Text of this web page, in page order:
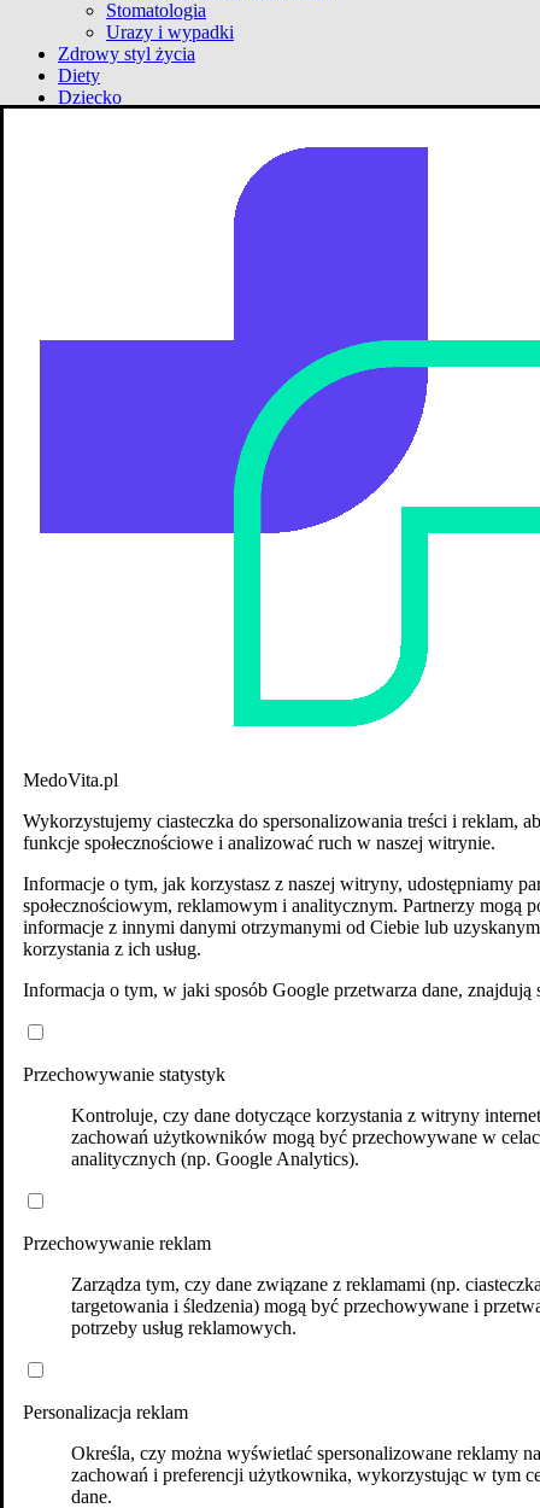
Stomatologia
Urazy i wypadki
Zdrowy styl życia
Diety
Dziecko
Alergia pokarmowa, jej objawy oraz testy
na jej wykrycie. Alergie pokarmowe
u dzieci i dorosłych
Aleksandra Szykuła
MedoVita.pl
Wykorzystujemy ciasteczka do spersonalizowania treści i reklam,
funkcje społecznościowe i analizować ruch w naszej witrynie.
Informacje o tym, jak korzystasz z naszej witryny, udostępniamy
społecznościowym, reklamowym i analitycznym. Partnerzy mogą
informacje z innymi danymi otrzymanymi od Ciebie lub
korzystania z ich usług.
Informacja o tym, w jaki sposób Google przetwarza dane, znajdują
Przechowywanie statystyk
Kontroluje, czy dane dotyczące korzystania z witryny
zachowań użytkowników mogą być przechowywane w
analitycznych (np. Google Analytics).
Przechowywanie reklam
Zarządza tym, czy dane związane z reklamami (np.
targetowania i śledzenia) mogą być przechowywane i
potrzeby usług reklamowych.
Personalizacja reklam
Określa, czy można wyświetlać spersonalizowane reklamy
zachowań i preferencji użytkownika, wykorzystując w tym
dane.